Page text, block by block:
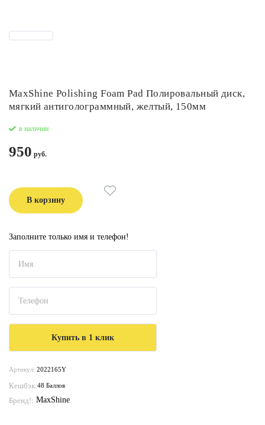
MaxShine Polishing Foam Pad Полировальный диск,
мягкий антиголограммный, желтый, 150мм
в наличии
950
В корзину
Заполните только имя и телефон!
Артикул: 2022165Y
Кешбэк:48 Баллов
Бренд!: MaxShine